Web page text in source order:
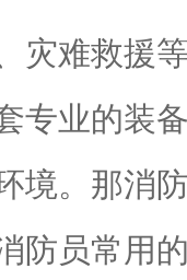
灾难救援
专业的装
境。那消
防员常用